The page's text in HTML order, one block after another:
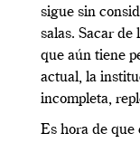
sigue sin
salas. Sacar de
que aún tiene
actual, la
incompleta,
Es hora de que